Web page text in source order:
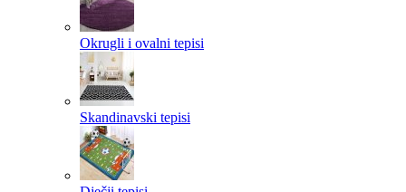
Okrugli i ovalni tepisi
Skandinavski tepisi